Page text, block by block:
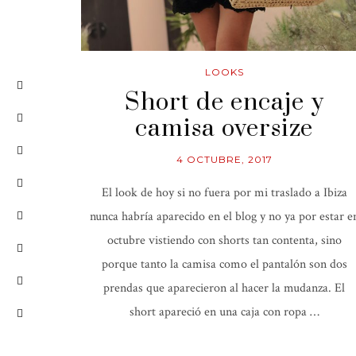
LOOKS
Short de encaje y
camisa oversize
4 OCTUBRE, 2017
El look de hoy si no fuera por mi traslado a Ibiza
nunca habría aparecido en el blog y no ya por estar
octubre vistiendo con shorts tan contenta, sino
porque tanto la camisa como el pantalón son dos
prendas que aparecieron al hacer la mudanza. El
short apareció en una caja con ropa …